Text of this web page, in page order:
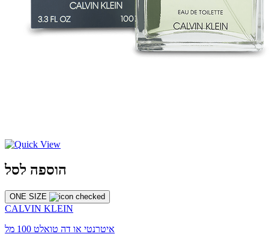
הוספה לסל
ONE SIZE
CALVIN KLEIN
איטרנטי או דה טואלט 100 מל